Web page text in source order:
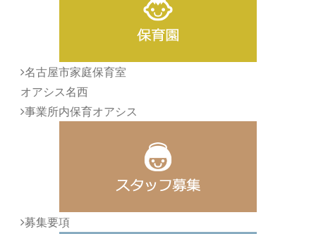
名古屋市家庭保育室
オアシス名西
事業所内保育オアシス
募集要項